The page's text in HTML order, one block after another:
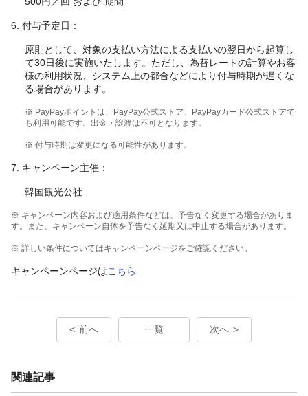
6. 付与予定日：
原則として、対象の支払い方法による支払いの翌日から起算し
て30日後に実施いたします。ただし、為替レートの計算やお客
様の利用状況、システム上の都合などにより付与時期が遅くな
る場合があります。
※ PayPayポイントは、PayPay公式ストア、PayPayカード公式ストアで
も利用可能です。出金・譲渡は不可となります。
※ 付与時期は変更になる可能性があります。
7. キャンペーン主催：
韓国観光公社
※ キャンペーン内容および適用条件などは、予告なく変更する場合がありま
す。また、キャンペーン自体を予告なく延期又は中止する場合があります。
※ 詳しい条件についてはキャンペーンページをご確認ください。
キャンペーンページはこちら
前へ 一覧 次へ
関連記事